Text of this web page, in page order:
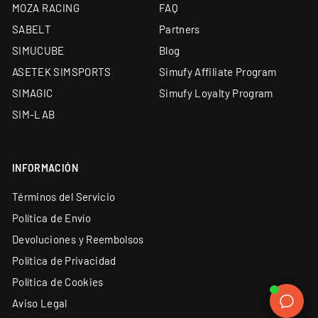
¿Qué diferencia hay entre este soporte y
comprar el simple más los brazos?
¿Qué tamaño de monitor admite?
¿Qué se puede regular?
¿Por qué integrado y no un soporte de suelo?
¿Qué garantía tiene?
EN SIMUFY ES COMPRAR CON GARANTÍAS
Distribuidor oficial premium de sim racing en
MOZA RACING
SABELT
SIMUCUBE
ASETEK SIMSPORTS
SIMAGIC
SIM-LAB
FAQ
Partners
Blog
Simufy Affiliate Program
Simufy Loyalty Program
INFORMACIÓN
Términos del Servicio
Política de Envío
Devoluciones y Reembolsos
Política de Privacidad
Política de Cookies
Aviso Legal